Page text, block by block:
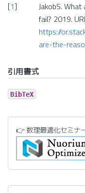
👉 数理最適化セミナ
[1]
JakobS.
fail? 2019.
https://
are-the-
引用書式
BibTeX